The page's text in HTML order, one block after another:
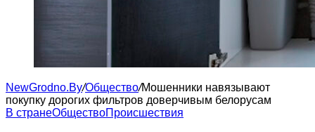
NewGrodno.By/Общество/Мошенники навязывают
покупку дорогих фильтров доверчивым белорусам
В странеОбществоПроисшествия